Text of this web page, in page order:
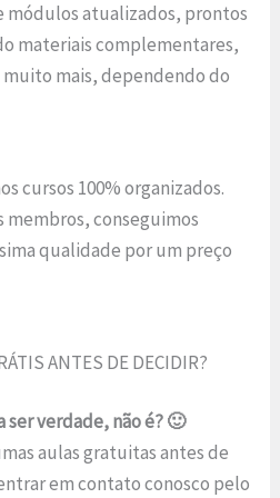
módulos atualizados, prontos
materiais complementares,
muito mais, dependendo do
cursos 100% organizados.
membros, conseguimos
qualidade por um preço
ANTES DE DECIDIR?
ser verdade, não é? 🙂
aulas gratuitas antes de
em contato conosco pelo